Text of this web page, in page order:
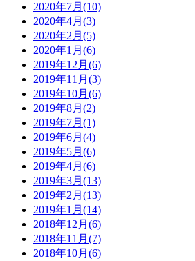
2020年7月(10)
2020年4月(3)
2020年2月(5)
2020年1月(6)
2019年12月(6)
2019年11月(3)
2019年10月(6)
2019年8月(2)
2019年7月(1)
2019年6月(4)
2019年5月(6)
2019年4月(6)
2019年3月(13)
2019年2月(13)
2019年1月(14)
2018年12月(6)
2018年11月(7)
2018年10月(6)